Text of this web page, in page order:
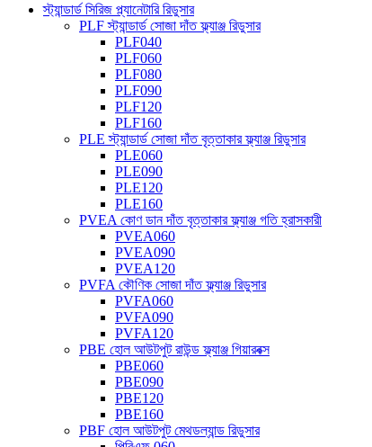
স্ট্যান্ডার্ড সিরিজ প্ল্যানেটারি রিডুসার
PLF স্ট্যান্ডার্ড সোজা দাঁত ফ্ল্যাঞ্জ রিডুসার
PLF040
PLF060
PLF080
PLF090
PLF120
PLF160
PLE স্ট্যান্ডার্ড সোজা দাঁত বৃত্তাকার ফ্ল্যাঞ্জ রিডুসার
PLE060
PLE090
PLE120
PLE160
PVEA কোণ ডান দাঁত বৃত্তাকার ফ্ল্যাঞ্জ গতি হ্রাসকারী
PVEA060
PVEA090
PVEA120
PVFA কৌণিক সোজা দাঁত ফ্ল্যাঞ্জ রিডুসার
PVFA060
PVFA090
PVFA120
PBE হোল আউটপুট রাউন্ড ফ্ল্যাঞ্জ গিয়ারবক্স
PBE060
PBE090
PBE120
PBE160
PBF হোল আউটপুট মেথডল্যান্ড রিডুসার